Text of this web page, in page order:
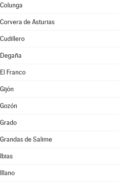
Colunga
Corvera de Asturias
Cudillero
Degaña
El Franco
Gijón
Gozón
Grado
Grandas de Salime
Ibias
Illano